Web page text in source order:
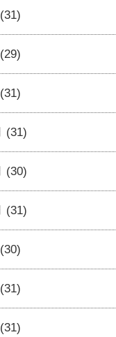
(31)
(29)
(31)
(31)
(30)
(31)
(30)
(31)
(31)